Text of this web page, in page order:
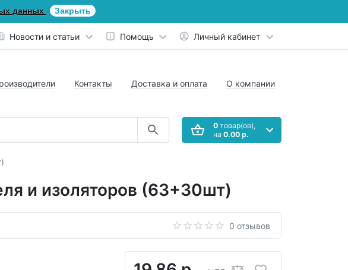
данных Закрыть
Новости и статьи Помощь Личный кабинет
Контакты Доставка и оплата О компании
0товар(ов),
на 0.00 р.
и изоляторов (63+30шт)
0 отзывов